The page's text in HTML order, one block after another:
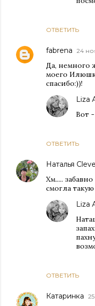
ОТВЕТИТЬ
fabrena 24
Да, немного
моего
спасибо:))!
ОТВЕТИТЬ
Liza
Вот
Наталья
Хм.....
смогла
ОТВЕТИТЬ
Liza
Катаринка